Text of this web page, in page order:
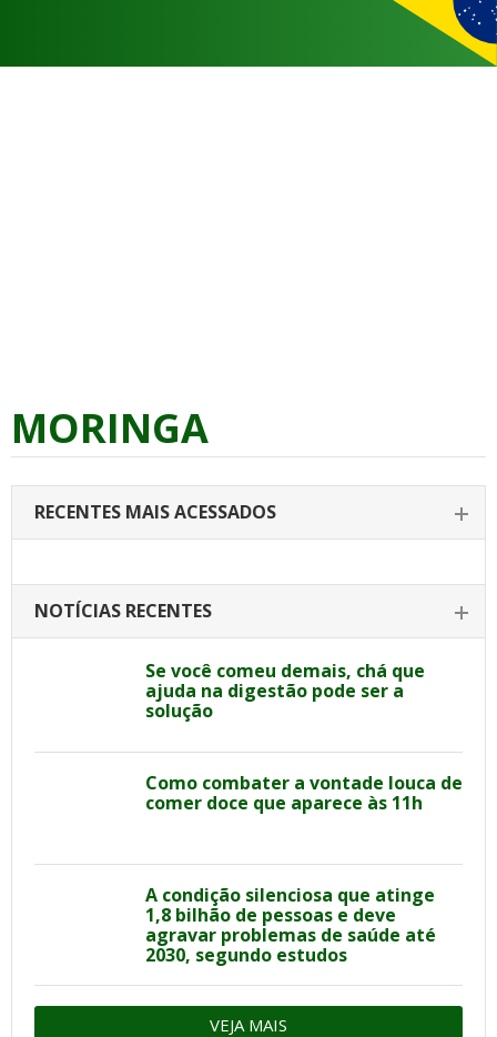
MORINGA
RECENTES MAIS ACESSADOS
NOTÍCIAS RECENTES
Se você comeu demais, chá que
ajuda na digestão pode ser a
solução
Como combater a vontade louca de
comer doce que aparece às 11h
A condição silenciosa que atinge
1,8 bilhão de pessoas e deve
agravar problemas de saúde até
2030, segundo estudos
VEJA MAIS